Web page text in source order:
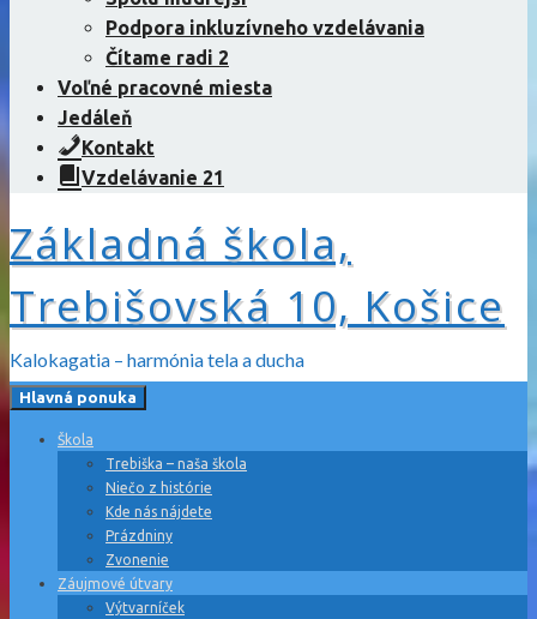
Podpora inkluzívneho vzdelávania
Čítame radi 2
Voľné pracovné miesta
Jedáleň
Kontakt
Vzdelávanie 21
Základná škola,
Trebišovská 10, Košice
Kalokagatia – harmónia tela a ducha
Hlavná ponuka
Škola
Trebiška – naša škola
Niečo z histórie
Kde nás nájdete
Prázdniny
Zvonenie
Záujmové útvary
Výtvarníček